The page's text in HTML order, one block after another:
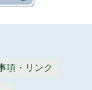
項・リンク